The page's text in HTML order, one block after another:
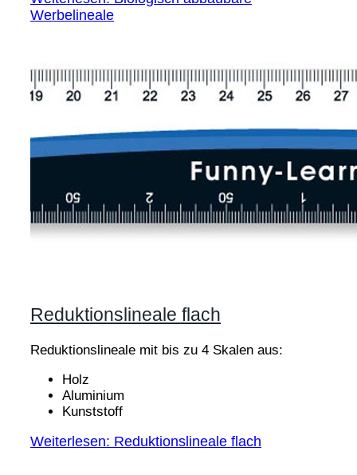
Werbelineale
Reduktionslineale flach
Reduktionslineale mit bis zu 4 Skalen aus:
Holz
Aluminium
Kunststoff
Weiterlesen: Reduktionslineale flach